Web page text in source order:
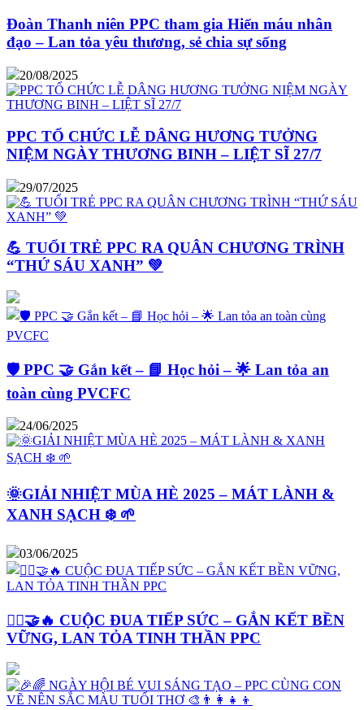
Đoàn Thanh niên PPC tham gia Hiến máu nhân
đạo – Lan tỏa yêu thương, sẻ chia sự sống
20/08/2025
PPC TỔ CHỨC LỄ DÂNG HƯƠNG TƯỞNG
NIỆM NGÀY THƯƠNG BINH – LIỆT SĨ 27/7
29/07/2025
💪 TUỔI TRẺ PPC RA QUÂN CHƯƠNG TRÌNH
“THỨ SÁU XANH” 💚
🛡️ PPC 🤝 Gắn kết – 📘 Học hỏi – 🌟 Lan tỏa an
toàn cùng PVCFC
24/06/2025
🌞GIẢI NHIỆT MÙA HÈ 2025 – MÁT LÀNH &
XANH SẠCH ❄️ 🌱
03/06/2025
🏃‍♂️🤝🔥 CUỘC ĐUA TIẾP SỨC – GẮN KẾT BỀN
VỮNG, LAN TỎA TINH THẦN PPC